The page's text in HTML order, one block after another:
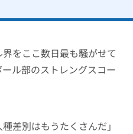
をここ数日最も騒がせて
ル部のストレングスコー
差別はもうたくさんだ」